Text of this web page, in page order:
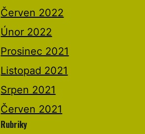
Červen 2022
Únor 2022
Prosinec 2021
Listopad 2021
Srpen 2021
Červen 2021
Rubriky